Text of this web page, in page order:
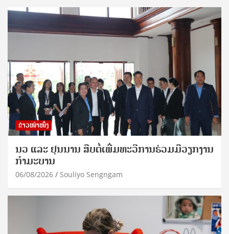
ຂ່າວໜ້າໜຶ່ງ
ນວ ແລະ ຢຸນນານ ສືບຕໍ່ເພີ່ມທະວີການຮ່ວມມືວຽກງານ
ກຳມະບານ
06/08/2026 Souliyo Sengngam